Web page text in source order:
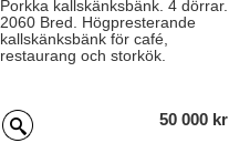
Porkka kallskänksbänk. 4 dörrar.
2060 Bred. Högpresterande
kallskänksbänk för café,
restaurang och storkök.
50 000 kr